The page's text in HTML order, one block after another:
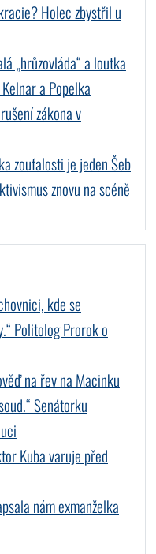
Holec zbystřil u
„hrůzovláda“ a loutka
a Popelka
zákona v
zoufalosti je jeden Šeb
znovu na scéně
kde se
Politolog Prorok o
na řev na Macinku
Senátorku
Kuba varuje před
nám exmanželka